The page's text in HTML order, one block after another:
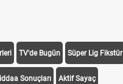
TV'de Bugün Süper Lig Fikstür
iddaa Sonuçları Aktif Sayaç